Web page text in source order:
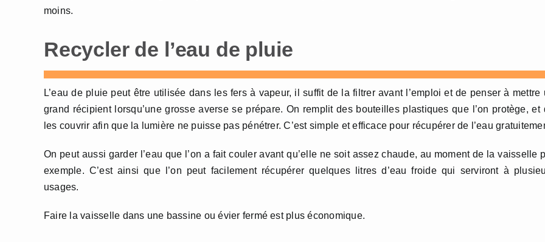
moins.
Recycler de l’eau de pluie
L’eau de pluie peut être utilisée dans les fers à vapeur, il suffit de la filtrer avant l’emploi et de penser à mettre
grand récipient lorsqu’une grosse averse se prépare. On remplit des bouteilles plastiques que l’on protège, et
les couvrir afin que la lumière ne puisse pas pénétrer. C’est simple et efficace pour récupérer de l’eau
On peut aussi garder l’eau que l’on a fait couler avant qu’elle ne soit assez chaude, au moment de la vaisselle
exemple. C’est ainsi que l’on peut facilement récupérer quelques litres d’eau froide qui serviront à
usages.
Faire la vaisselle dans une bassine ou évier fermé est plus économique.